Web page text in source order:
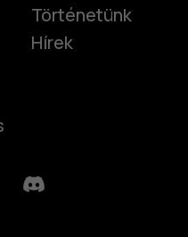
Történetünk
Hírek
Discord